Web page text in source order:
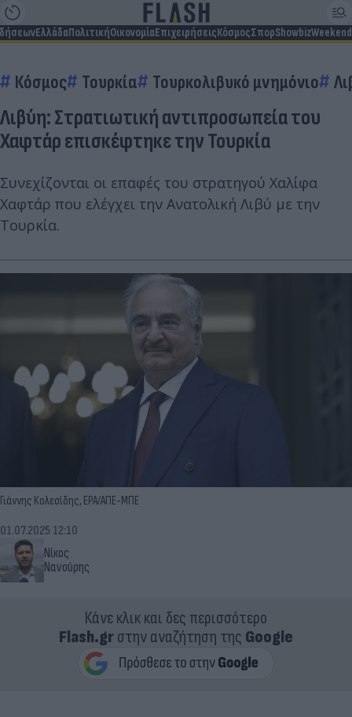
ΕλλάδαΠολιτικήΟικονομίαΕπιχειρήσειςΚόσμοςΣπορShowbizWeekend
Κόσμος Τουρκία Τουρκολιβυκό μνημόνιο
Λιβύη: Στρατιωτική αντιπροσωπεία του
Χαφτάρ επισκέφτηκε την Τουρκία
Συνεχίζονται οι επαφές του στρατηγού Χαλίφα
Χαφτάρ που ελέγχει την Ανατολική Λιβύ με την
Τουρκία.
Γιάννης Κολεσίδης, EPA/ΑΠΕ-ΜΠΕ
Νίκος
Νανούρης
01.07.2025 12:10
Κάνε κλικ και δες περισσότερο
Flash.grστην αναζήτηση της Google